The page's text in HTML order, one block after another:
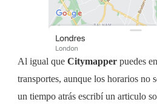
Al igual que Citymapper puedes
transportes, aunque los horarios no
un tiempo atrás escribí un articulo